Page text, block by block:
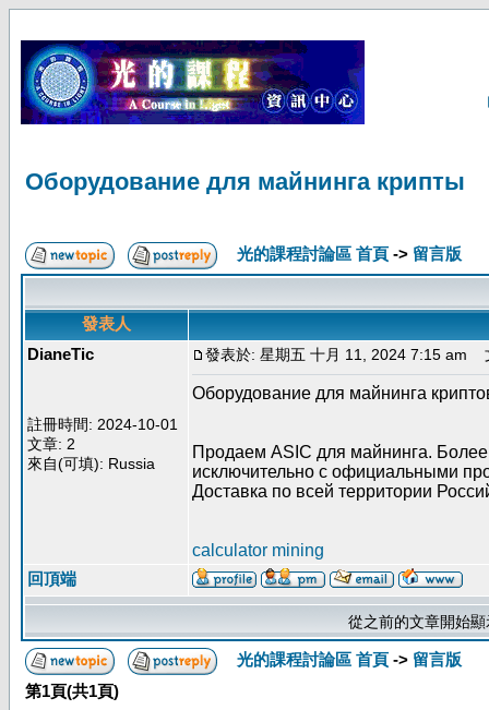
Оборудование для майнинга крипты
光的課程討論區 首頁 -> 留言版
發表人
DianeTic
註冊時間: 2024-10-01
文章: 2
來自(可填): Russia
發表於: 星期五 十月 11, 2024 7:15 am
Оборудование для майнинга
Продаем ASIC для майнинга.
исключительно с официальными
Доставка по всей территории
calculator mining
回頂端
從之前的文章開始
光的課程討論區 首頁 -> 留言版
第1頁(共1頁)